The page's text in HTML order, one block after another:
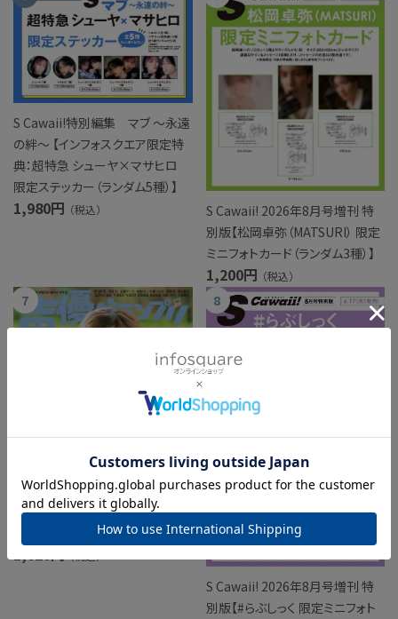
S Cawaii!特別編集 マブ ～永遠
の絆～ 【インフォスクエア限定特
典：超特急 シューヤ×マサヒロ
限定ステッカー（ランダム5種）】
1,980円 （税込）
S Cawaii! 2026年8月号増刊 特
別版【松岡卓弥（MATSURI） 限定
ミニフォトカード（ランダム3種）】
1,200円 （税込）
声優グランプリ 2026年7月号
1,620円
S Cawaii! 2026年8月号増刊 特
別版【#らぶしっく 限定ミニフォト